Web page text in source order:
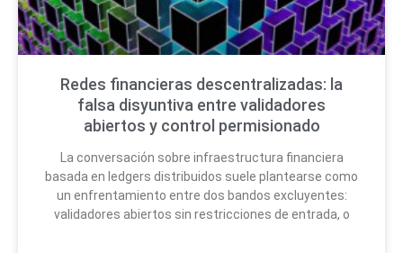
Redes financieras descentralizadas: la
falsa disyuntiva entre validadores
abiertos y control permisionado
La conversación sobre infraestructura financiera
basada en ledgers distribuidos suele plantearse como
un enfrentamiento entre dos bandos excluyentes:
validadores abiertos sin restricciones de entrada, o